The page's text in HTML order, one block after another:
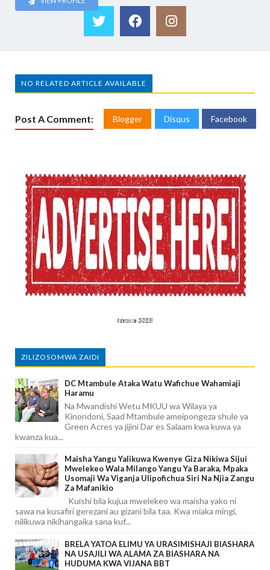
NO RELATED ARTICLE AVAILABLE
Post A Comment: Blogger Disqus Facebook
ZILIZOSOMWA ZAIDI
DC Mtambule Ataka Watu Wafichue Wahamiaji
Haramu
Na Mwandishi Wetu MKUU wa Wilaya ya
Kinondoni, Saad Mtambule ameipongeza shule ya
Green Acres ya jijini Dar es Salaam kwa kuwa ya
kwanza kua...
Maisha Yangu Yalikuwa Kwenye Giza Nikiwa Sijui
Mwelekeo Wala Milango Yangu Ya Baraka, Mpaka
Usomaji Wa Viganja Ulipofichua Siri Na Njia Zangu
Za Mafanikio
Kuishi bila kujua mwelekeo wa maisha yako ni
sawa na kusafiri gerezani au gizani bila taa. Kwa miaka mingi,
nilikuwa nikihangaika sana kuf...
BRELA YATOA ELIMU YA URASIMISHAJI BIASHARA
NA USAJILI WA ALAMA ZA BIASHARA NA
HUDUMA KWA VIJANA BBT